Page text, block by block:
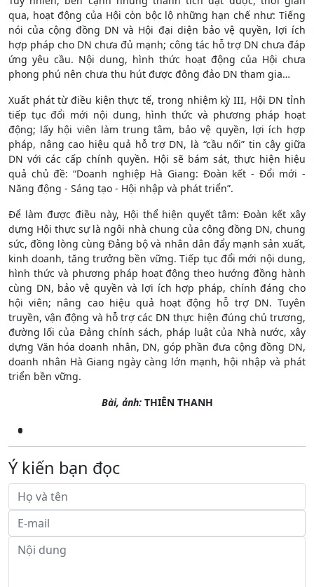
qua, hoạt động của Hội còn bộc lộ những hạn chế như: Tiếng
nói của cộng đồng DN và Hội đại diện bảo vệ quyền, lợi ích
hợp pháp cho DN chưa đủ mạnh; công tác hỗ trợ DN chưa đáp
ứng yêu cầu. Nội dung, hình thức hoạt động của Hội chưa
phong phú nên chưa thu hút được đông đảo DN tham gia…
Xuất phát từ điều kiện thực tế, trong nhiệm kỳ III, Hội DN tỉnh
tiếp tục đổi mới nội dung, hình thức và phương pháp hoạt
động; lấy hội viên làm trung tâm, bảo vệ quyền, lợi ích hợp
pháp, nâng cao hiệu quả hỗ trợ DN, là “cầu nối” tin cậy giữa
DN với các cấp chính quyền. Hội sẽ bám sát, thực hiện hiệu
quả chủ đề: “Doanh nghiệp Hà Giang: Đoàn kết - Đổi mới -
Năng động - Sáng tạo - Hội nhập và phát triển”.
Để làm được điều này, Hội thể hiện quyết tâm: Đoàn kết xây
dựng Hội thực sự là ngôi nhà chung của cộng đồng DN, chung
sức, đồng lòng cùng Đảng bộ và nhân dân đẩy mạnh sản xuất,
kinh doanh, tăng trưởng bền vững. Tiếp tục đổi mới nội dung,
hình thức và phương pháp hoạt động theo hướng đồng hành
cùng DN, bảo vệ quyền và lợi ích hợp pháp, chính đáng cho
hội viên; nâng cao hiệu quả hoạt động hỗ trợ DN. Tuyên
truyền, vận động và hỗ trợ các DN thực hiện đúng chủ trương,
đường lối của Đảng chính sách, pháp luật của Nhà nước, xây
dựng Văn hóa doanh nhân, DN, góp phần đưa cộng đồng DN,
doanh nhân Hà Giang ngày càng lớn mạnh, hội nhập và phát
triển bền vững.
Bài, ảnh: THIÊN THANH
Ý kiến bạn đọc